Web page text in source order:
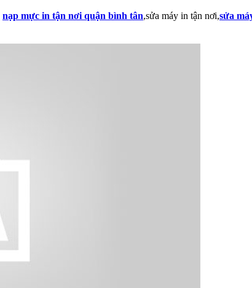
nạp mực in tận nơi quận bình tân,sửa máy in tận nơi,sửa